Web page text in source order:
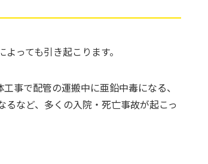
よっても引き起こります。
事で配管の運搬中に亜鉛中毒になる、
など、多くの入院・死亡事故が起こっ